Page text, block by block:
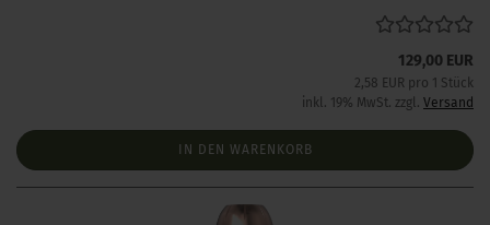
129,00 EUR
2,58 EUR pro 1 Stück
inkl. 19% MwSt. zzgl. Versand
IN DEN WARENKORB